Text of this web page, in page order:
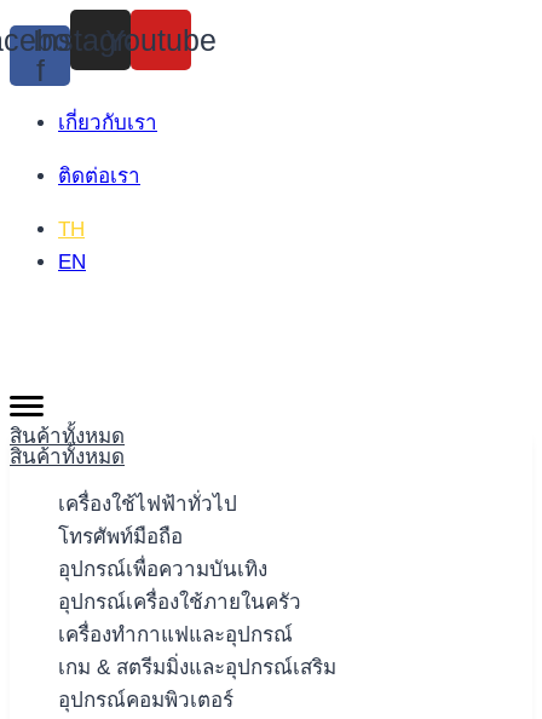
Skip
to
content
f
Instagram
Youtube
เกี่ยวกับเรา
ติดต่อเรา
TH
EN
สินค้าทั้งหมด
สินค้าทั้งหมด
เครื่องใช้ไฟฟ้าทั่วไป
โทรศัพท์มือถือ
อุปกรณ์เพื่อความบันเทิง
อุปกรณ์เครื่องใช้ภายในครัว
เครื่องทำกาแฟและอุปกรณ์
เกม & สตรีมมิ่งและอุปกรณ์เสริม
อุปกรณ์คอมพิวเตอร์